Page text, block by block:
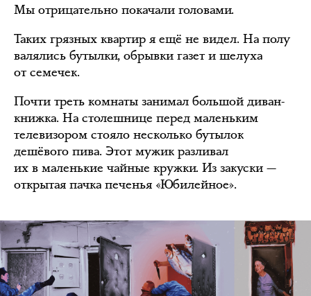
Мы отрицательно покачали головами.
Таких грязных квартир я ещё не видел. На полу
валялись бутылки, обрывки газет и шелуха
от семечек.
Почти треть комнаты занимал большой диван-
книжка. На столешнице перед маленьким
телевизором стояло несколько бутылок
дешёвого пива. Этот мужик разливал
их в маленькие чайные кружки. Из закуски —
открытая пачка печенья «Юбилейное».